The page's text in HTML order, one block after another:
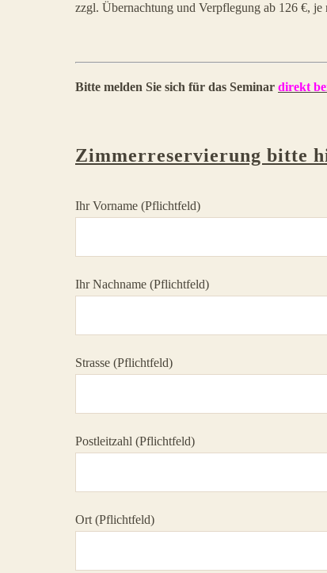
zzgl. Übernachtung und Verpflegung ab 126 €,
Bitte melden Sie sich für das Seminar direkt
Zimmerreservierung bitte
Ihr Vorname (Pflichtfeld)
Ihr Nachname (Pflichtfeld)
Strasse (Pflichtfeld)
Postleitzahl (Pflichtfeld)
Ort (Pflichtfeld)